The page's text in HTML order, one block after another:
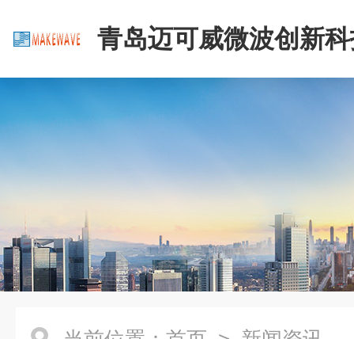
青岛迈可威微波创新
公司